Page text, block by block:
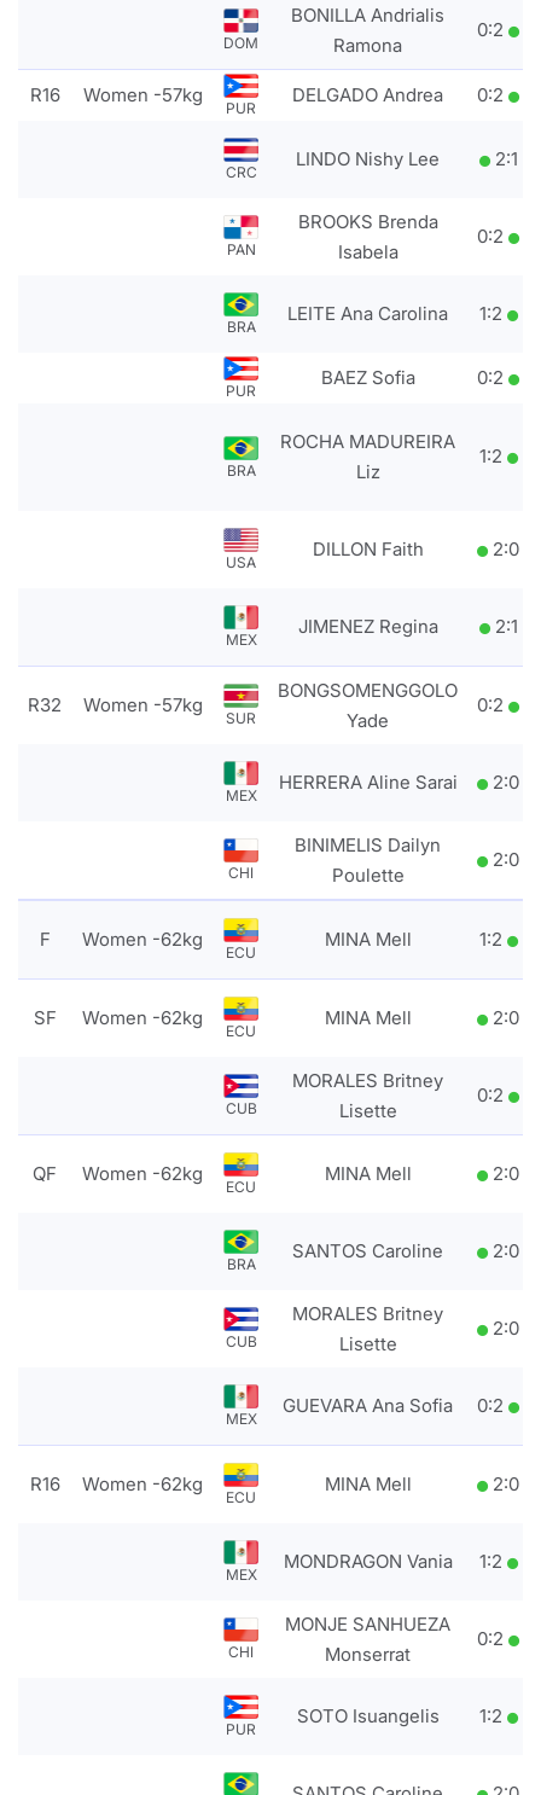
DOM
BONILLA Andrialis
Ramona
0:2
R16 Women -57kg
PUR
DELGADO Andrea 0:2
CRC
LINDO Nishy Lee 2:1
PAN
BROOKS Brenda
Isabela
0:2
BRA
LEITE Ana Carolina 1:2
PUR
BAEZ Sofia 0:2
BRA
ROCHA MADUREIRA
Liz
1:2
USA
DILLON Faith 2:0
MEX
JIMENEZ Regina 2:1
R32 Women -57kg
SUR
BONGSOMENGGOLO
Yade
0:2
MEX
HERRERA Aline Sarai 2:0
CHI
BINIMELIS Dailyn
Poulette
2:0
F Women -62kg
ECU
MINA Mell 1:2
SF Women -62kg
ECU
MINA Mell 2:0
CUB
MORALES Britney
Lisette
0:2
QF Women -62kg
ECU
MINA Mell 2:0
BRA
SANTOS Caroline 2:0
CUB
MORALES Britney
Lisette
2:0
MEX
GUEVARA Ana Sofia 0:2
R16 Women -62kg
ECU
MINA Mell 2:0
MEX
MONDRAGON Vania 1:2
CHI
MONJE SANHUEZA
Monserrat
0:2
PUR
SOTO Isuangelis 1:2